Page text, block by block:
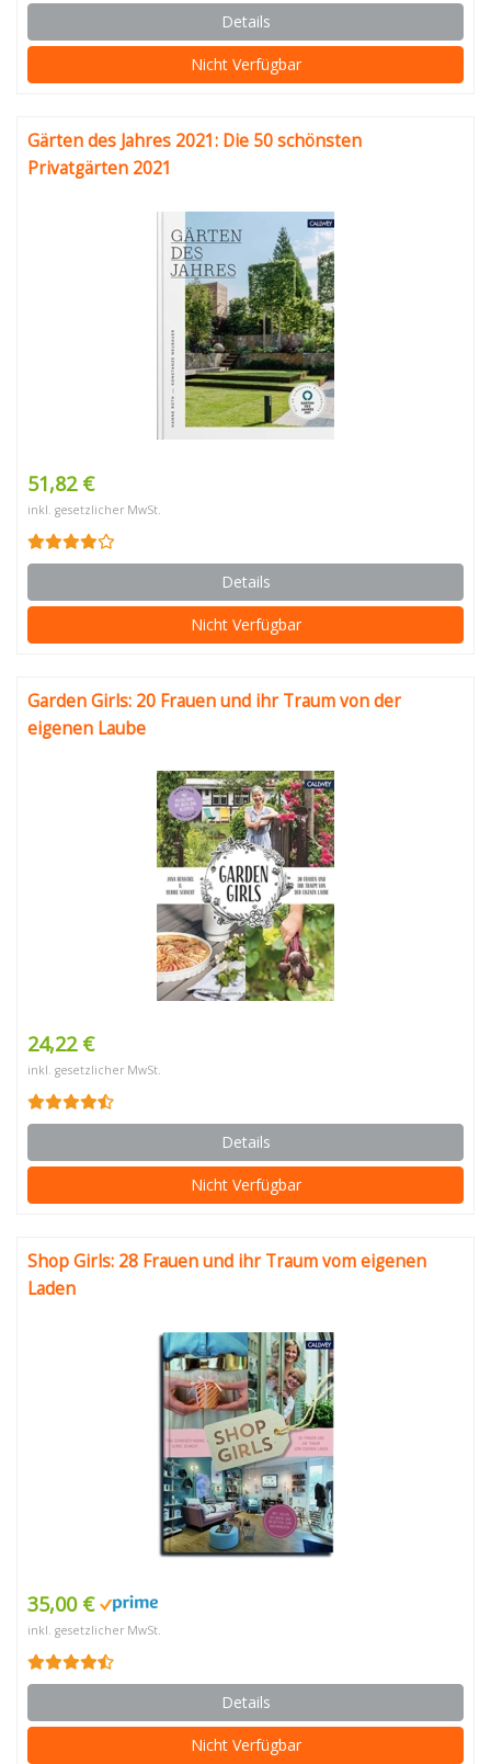
Details
Nicht Verfügbar
Gärten des Jahres 2021: Die 50 schönsten
Privatgärten 2021
51,82 €
inkl. gesetzlicher MwSt.
Details
Nicht Verfügbar
Garden Girls: 20 Frauen und ihr Traum von der
eigenen Laube
24,22 €
inkl. gesetzlicher MwSt.
Details
Nicht Verfügbar
Shop Girls: 28 Frauen und ihr Traum vom eigenen
Laden
35,00 €
inkl. gesetzlicher MwSt.
Details
Nicht Verfügbar